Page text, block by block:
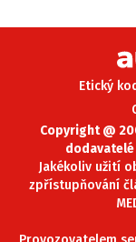
Etický
Copyright @
dodavatelé
Jakékoliv užití
zpřístupňování